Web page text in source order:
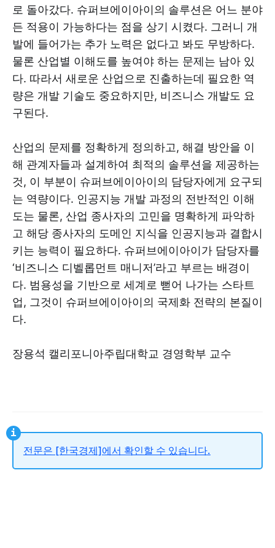
로 돌아갔다. 슈퍼브에이아이의 솔루션은 어느 분야
든 적용이 가능하다는 점을 상기 시켰다. 그러니 개
발에 들어가는 추가 노력은 없다고 봐도 무방하다.
물론 산업별 이해도를 높여야 하는 문제는 남아 있
다. 따라서 새로운 산업으로 진출하는데 필요한 역
량은 개발 기술도 중요하지만, 비즈니스 개발도 요
구된다.
산업의 문제를 정확하게 정의하고, 해결 방안을 이
해 관계자들과 설계하여 최적의 솔루션을 제공하는
것, 이 부분이 슈퍼브에이아이의 담당자에게 요구되
는 역량이다. 인공지능 개발 과정의 전반적인 이해
도는 물론, 산업 종사자의 고민을 명확하게 파악하
고 해당 종사자의 도메인 지식을 인공지능과 결합시
키는 능력이 필요하다. 슈퍼브에이아이가 담당자를
‘비즈니스 디벨롭먼트 매니저’라고 부르는 배경이
다. 범용성을 기반으로 세계로 뻗어 나가는 스타트
업, 그것이 슈퍼브에이아이의 국제화 전략의 본질이
다.
장용석 캘리포니아주립대학교 경영학부 교수
전문은 [한국경제]에서 확인할 수 있습니다.